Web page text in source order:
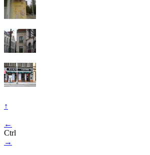
↑
←
Ctrl
→